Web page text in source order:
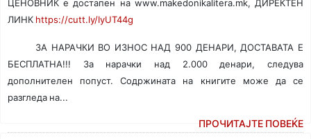
ЦЕНОВНИК е достапен на www.makedonikalitera.mk, ДИРЕКТЕН
ЛИНК https://cutt.ly/IyUT44g
ЗА НАРАЧКИ ВО ИЗНОС НАД 900 ДЕНАРИ,ДОСТАВАТА Е
БЕСПЛАТНА!!! За нарачки над 2.000 денари, следува
дополнителен попуст.Содржината на книгите може да се
разгледа на...
ПРОЧИТАЈТЕ ПОВЕЌЕ